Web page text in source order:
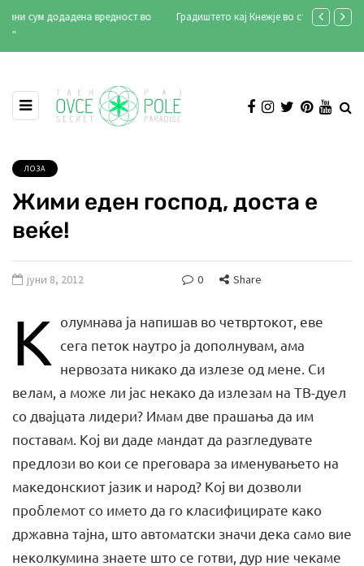
Градиштето кај Кнежје во стар документарен филм (видео)
ЛОЗА
Жими еден господ, доста е
веќе!
јуни 8, 2012 0 Share
К олумнава ја напишав во четвртокот, еве
сега петок наутро ја дополнувам, ама
нервозата никако да излезе од мене. Си
велам, а може ли јас некако да излезам на ТВ-дуел
со двајцата лидери? Имам две прашања да им
поставам. Кој ви даде мандат да разгледувате
предлози во кои се преговара за именувањето на
македонскиот јазик и народ? Кој ви дозволи
проблемот со името да го класифицирате како
државна тајна, што автоматски значи дека само вие
неколкумина знаете што се готви, дур ние чекаме